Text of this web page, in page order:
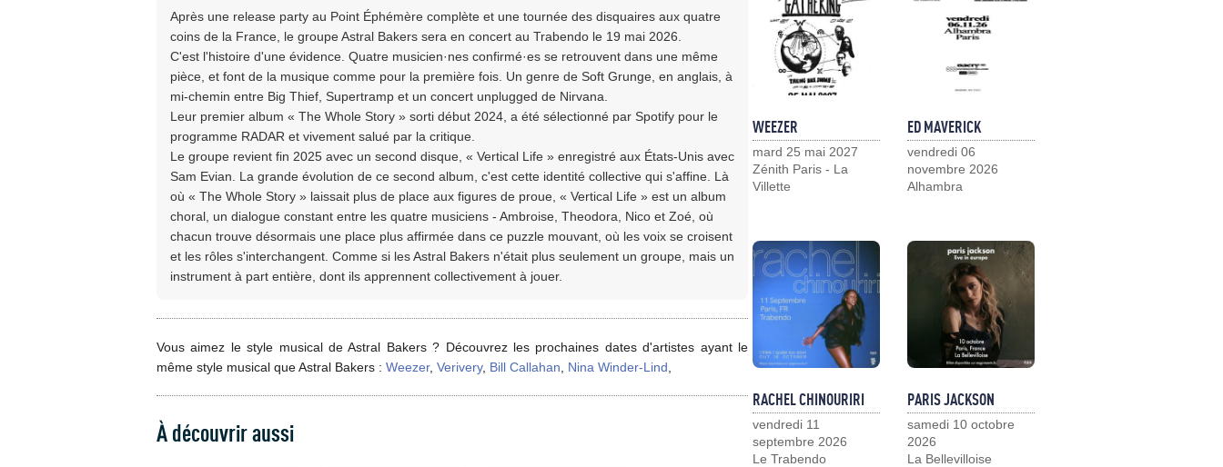
Après une release party au Point Éphémère complète et une tournée des disquaires aux quatre
coins de la France, le groupe Astral Bakers sera en concert au Trabendo le 19 mai 2026.
C'est l'histoire d'une évidence. Quatre musicien·nes confirmé·es se retrouvent dans une même
pièce, et font de la musique comme pour la première fois. Un genre de Soft Grunge, en anglais, à
mi-chemin entre Big Thief, Supertramp et un concert unplugged de Nirvana.
Leur premier album « The Whole Story » sorti début 2024, a été sélectionné par Spotify pour le
programme RADAR et vivement salué par la critique.
Le groupe revient fin 2025 avec un second disque, « Vertical Life » enregistré aux États-Unis avec
Sam Evian. La grande évolution de ce second album, c'est cette identité collective qui s'affine. Là
où « The Whole Story » laissait plus de place aux figures de proue, « Vertical Life » est un album
choral, un dialogue constant entre les quatre musiciens - Ambroise, Theodora, Nico et Zoé, où
chacun trouve désormais une place plus affirmée dans ce puzzle mouvant, où les voix se croisent
et les rôles s'interchangent. Comme si les Astral Bakers n'était plus seulement un groupe, mais un
instrument à part entière, dont ils apprennent collectivement à jouer.
Vous aimez le style musical de Astral Bakers ? Découvrez les prochaines dates d'artistes ayant le
même style musical que Astral Bakers : Weezer, Verivery, Bill Callahan Nina Winder-Lind
À découvrir aussi
WEEZER
mard 25 mai 2027
Zénith Paris - La
Villette
ED MAVERICK
vendredi 06
novembre 2026
Alhambra
RACHEL CHINOURIRI
vendredi 11
septembre 2026
Le Trabendo
PARIS JACKSON
samedi 10 octobre
2026
La Bellevilloise